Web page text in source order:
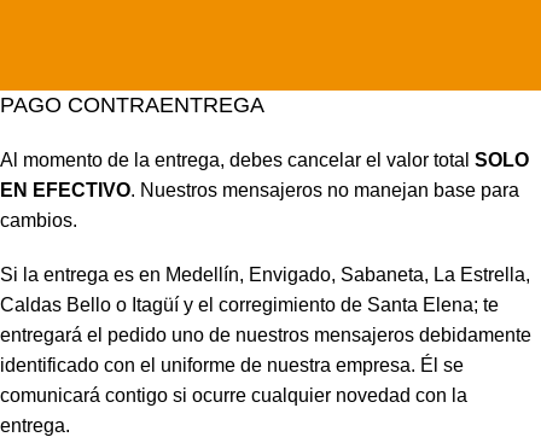
PAGO CONTRAENTREGA
Al momento de la entrega, debes cancelar el valor total SOLO
EN EFECTIVO. Nuestros mensajeros no manejan base para
cambios.
Si la entrega es en Medellín, Envigado, Sabaneta, La Estrella,
Caldas Bello o Itagüí y el corregimiento de Santa Elena; te
entregará el pedido uno de nuestros mensajeros debidamente
identificado con el uniforme de nuestra empresa. Él se
comunicará contigo si ocurre cualquier novedad con la
entrega.